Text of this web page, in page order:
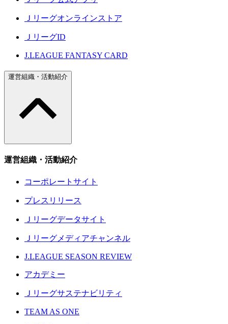
Ｊリーグオンラインストア
ＪリーグID
J.LEAGUE FANTASY CARD
運営組織・活動紹介
運営組織・活動紹介
コーポレートサイト
プレスリリース
Ｊリーグデータサイト
Ｊリーグメディアチャンネル
J.LEAGUE SEASON REVIEW
アカデミー
Ｊリーグサステナビリティ
TEAM AS ONE